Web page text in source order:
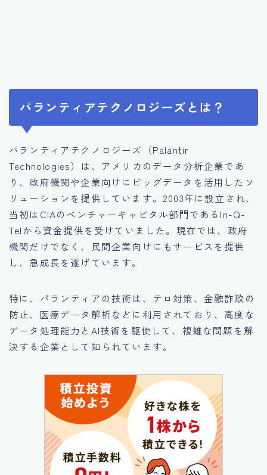
パランティアテクノロジーズとは？
パランティアテクノロジーズ（Palantir
Technologies）は、アメリカのデータ分析企業であ
り、政府機関や企業向けにビッグデータを活用したソ
リューションを提供しています。2003年に設立され、
当初はCIAのベンチャーキャピタル部門であるIn-Q-
Telから資金提供を受けていました。現在では、政府
機関だけでなく、民間企業向けにもサービスを提供
し、急成長を遂げています。
特に、パランティアの技術は、テロ対策、金融詐欺の
防止、医療データ解析などに利用されており、高度な
データ処理能力とAI技術を駆使して、複雑な問題を解
決する企業として知られています。